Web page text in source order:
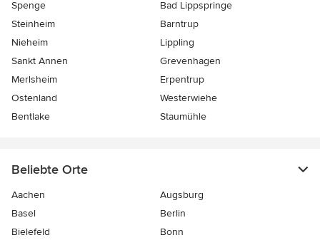
Spenge
Bad Lippspringe
Steinheim
Barntrup
Nieheim
Lippling
Sankt Annen
Grevenhagen
Merlsheim
Erpentrup
Ostenland
Westerwiehe
Bentlake
Staumühle
Beliebte Orte
Aachen
Augsburg
Basel
Berlin
Bielefeld
Bonn